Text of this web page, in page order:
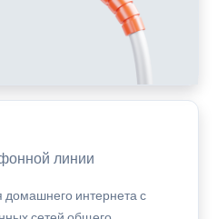
линии
домашнего интернета с